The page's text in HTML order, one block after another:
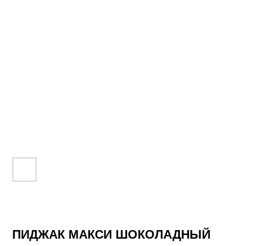
ПИДЖАК МАКСИ ШОКОЛАДНЫЙ